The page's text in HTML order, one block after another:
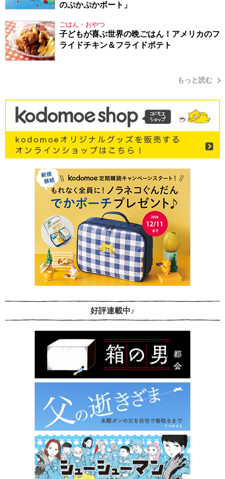
のぷかぷかボート」
ごはん・おやつ
子どもが喜ぶ世界の晩ごはん！アメリカのフ
ライドチキン＆フライドポテト
もっと読む
好評連載中♪